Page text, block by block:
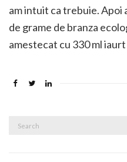
am intuit ca trebuie. Apoi
de grame de branza
amestecat cu 330 ml